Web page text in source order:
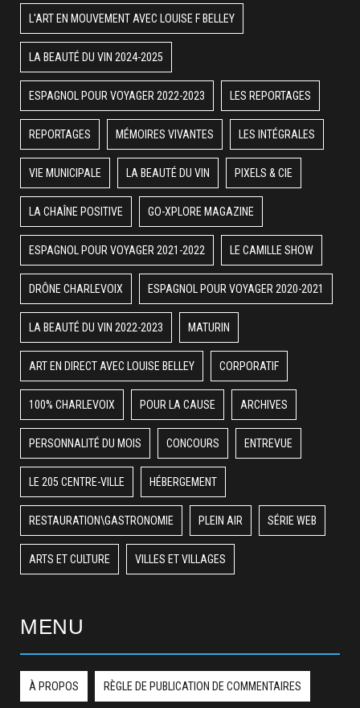
L'ART EN MOUVEMENT AVEC LOUISE F BELLEY
LA BEAUTÉ DU VIN 2024-2025
ESPAGNOL POUR VOYAGER 2022-2023 LES REPORTAGES
REPORTAGES MÉMOIRES VIVANTES LES INTÉGRALES
VIE MUNICIPALE LA BEAUTÉ DU VIN PIXELS & CIE
LA CHAÎNE POSITIVE GO-XPLORE MAGAZINE
ESPAGNOL POUR VOYAGER 2021-2022 LE CAMILLE SHOW
DRÔNE CHARLEVOIX ESPAGNOL POUR VOYAGER 2020-2021
LA BEAUTÉ DU VIN 2022-2023 MATURIN
ART EN DIRECT AVEC LOUISE BELLEY CORPORATIF
100% CHARLEVOIX POUR LA CAUSE ARCHIVES
PERSONNALITÉ DU MOIS CONCOURS ENTREVUE
LE 205 CENTRE-VILLE HÉBERGEMENT
RESTAURATION\GASTRONOMIE PLEIN AIR SÉRIE WEB
ARTS ET CULTURE VILLES ET VILLAGES
MENU
À PROPOS RÈGLE DE PUBLICATION DE COMMENTAIRES